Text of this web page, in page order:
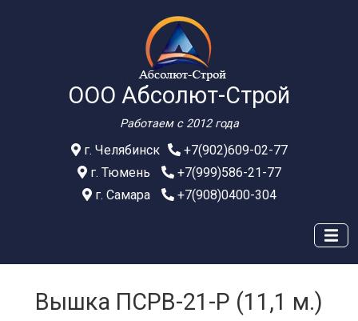
ООО Абсолют-Строй
Работаем с 2012 года
г. Челябинск
+7(902)609-02-77
г. Тюмень
+7(999)586-21-77
г. Самара
+7(908)0400-304
Вышка ПСРВ-21-Р (11,1 м.)